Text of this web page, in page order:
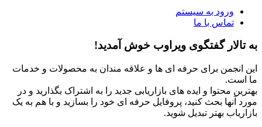
ورود به سیستم
تماس با ما
به تالار گفتگوی ویراوب خوش آمدید!
این انجمن برای حرفه ای ها و علاقه مندان به محصولات و خدمات
ما است.
بهترین محتوا و ایده های بازاریابی جدید را به اشتراک بگذارید و در
مورد آنها بحث کنید، پروفایل حرفه ای خود را بسازید و با هم به یک
بازاریاب بهتر تبدیل شوید.